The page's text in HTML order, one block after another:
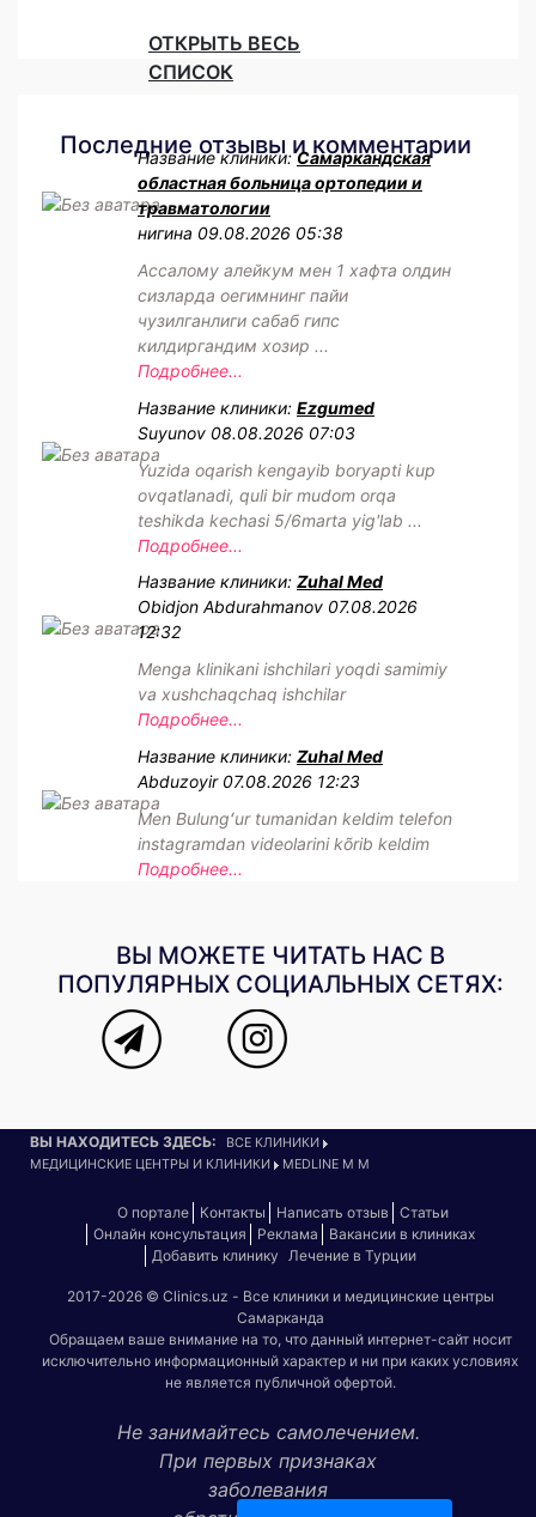
ОТКРЫТЬ ВЕСЬ
СПИСОК
Последние отзывы и комментарии
Название клиники:Самаркандская
областная больница ортопедии и
травматологии
нигина 09.08.2026 05:38
Ассалому алейкум мен 1 хафта олдин
сизларда оегимнинг пайи
чузилганлиги сабаб гипс
килдиргандим хозир ...
Подробнее...
Название клиники: Ezgumed
Suyunov 08.08.2026 07:03
Yuzida oqarish kengayib boryapti kup
ovqatlanadi, quli bir mudom orqa
teshikda kechasi 5/6marta yig'lab ...
Подробнее...
Название клиники: Zuhal Med
Obidjon Abdurahmanov 07.08.2026
12:32
Menga klinikani ishchilari yoqdi samimiy
va xushchaqchaq ishchilar
Подробнее...
Название клиники: Zuhal Med
Abduzoyir 07.08.2026 12:23
Men Bulungʻur tumanidan keldim telefon
instagramdan videolarini kõrib keldim
Подробнее...
ВЫ МОЖЕТЕ ЧИТАТЬ НАС В
ПОПУЛЯРНЫХ СОЦИАЛЬНЫХ СЕТЯХ:
ВЫ НАХОДИТЕСЬ ЗДЕСЬ:
ВСЕ КЛИНИКИ
МЕДИЦИНСКИЕ ЦЕНТРЫ И КЛИНИКИ
MEDLINE M M
О портале Контакты Написать отзыв
Статьи
Онлайн консультация
Реклама
Вакансии в клиниках
Добавить клинику Лечение в Турции
2017-2026 © Clinics.uz - Все клиники и медицинские центры
Самарканда
Обращаем ваше внимание на то, что данный интернет-сайт носит
исключительно информационный характер и ни при каких условиях
не является публичной офертой.
Не занимайтесь самолечением.
При первых признаках
заболевания